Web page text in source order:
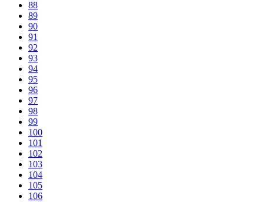
88
89
90
91
92
93
94
95
96
97
98
99
100
101
102
103
104
105
106